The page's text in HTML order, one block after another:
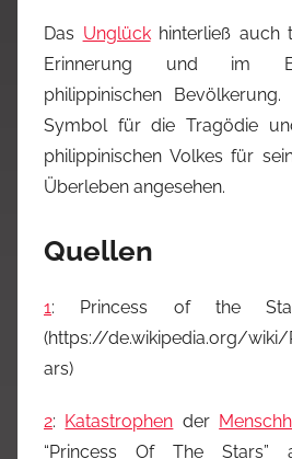
Das Unglückhinterließ auch
Erinnerung und im
philippinischen
Symbol für die Tragödie
philippinischen Volkes für
Überleben angesehen.
Quellen
1: Princess of the
(https://de.wikipedia.org/wiki/
ars)
2: Katastrophen der
“Princess Of The Stars”